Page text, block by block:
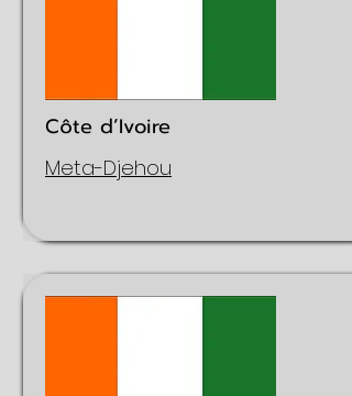
Côte d’Ivoire
Meta-Djehou